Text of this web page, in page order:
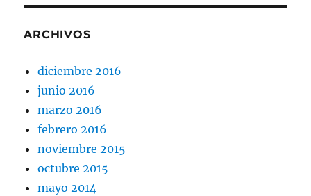
ARCHIVOS
diciembre 2016
junio 2016
marzo 2016
febrero 2016
noviembre 2015
octubre 2015
mayo 2014